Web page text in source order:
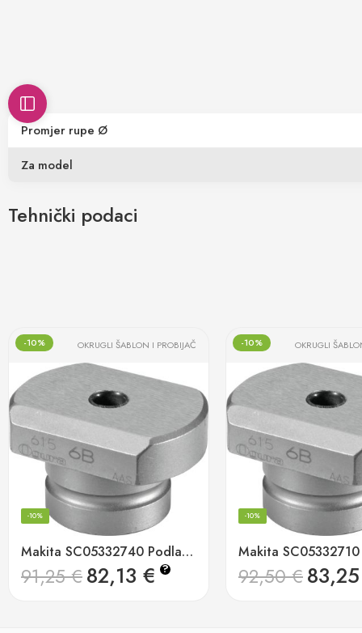
Tehnički podaci
Promjer rupe Ø
Za model
-10% OKRUGLI ŠABLON I PROBIJAČ
Makita SC05332740 Podlaga
-10%
91,25€82,13 € ?
-10% OKRUGLI
Makita
-10%
92,50€